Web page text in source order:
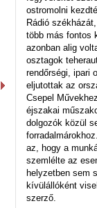
ostromolni
Rádió
több más fontos
azonban alig
osztagok
rendőrségi, ipari
eljutottak az
Csepel
éjszakai
dolgozók közül
az, hogy a
szemlélte az
helyzetben sem
kívülállóként
szerző.